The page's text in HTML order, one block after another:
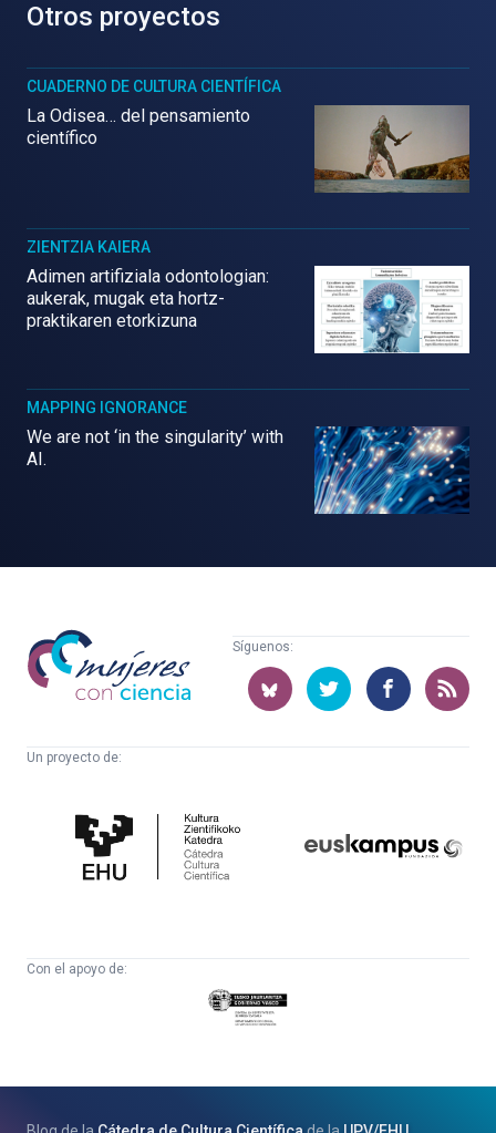
Otros proyectos
CUADERNO DE CULTURA CIENTÍFICA
La Odisea… del pensamiento
científico
ZIENTZIA KAIERA
Adimen artifiziala odontologian:
aukerak, mugak eta hortz-
praktikaren etorkizuna
MAPPING IGNORANCE
We are not ‘in the singularity’ with
AI.
Mujeres
con
ciencia
Síguenos:
Un proyecto de:
Cultura
Científica
Con el apoyo de:
Eusko
Jaurlaritza